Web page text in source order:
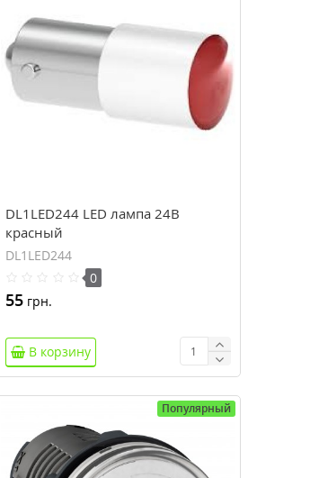
DL1LED244 LED лампа 24В
красный
DL1LED244
0
55 грн.
В корзину
Популярный